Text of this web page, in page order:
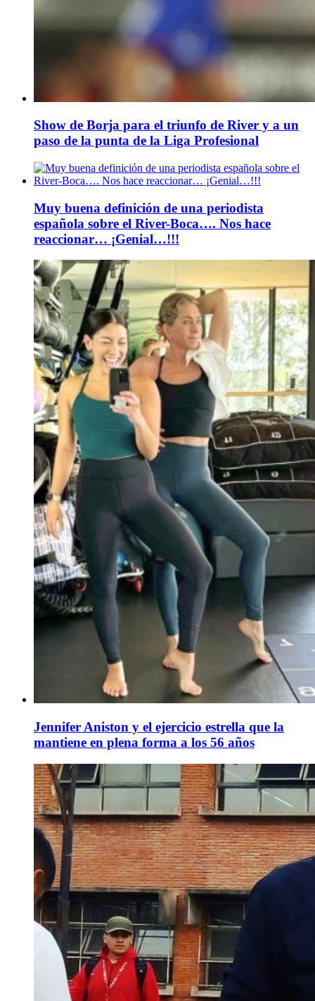
Show de Borja para el triunfo de River y a un
paso de la punta de la Liga Profesional
Muy buena definición de una periodista
española sobre el River-Boca…. Nos hace
reaccionar… ¡Genial…!!!
Jennifer Aniston y el ejercicio estrella que la
mantiene en plena forma a los 56 años